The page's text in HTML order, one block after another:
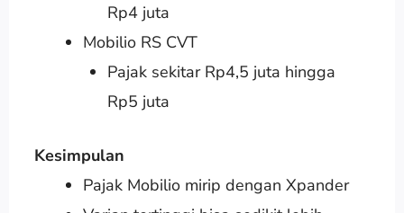
Rp4 juta
Mobilio RS CVT
Pajak sekitar Rp4,5 juta hingga
Rp5 juta
Kesimpulan
Pajak Mobilio mirip dengan Xpander